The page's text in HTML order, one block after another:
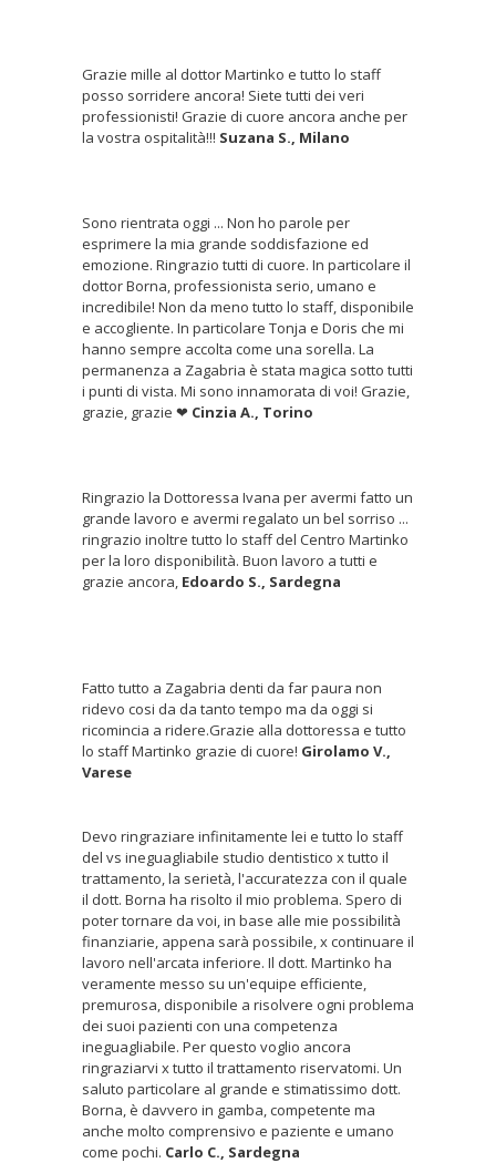
Grazie mille al dottor Martinko e tutto lo staff
posso sorridere ancora! Siete tutti dei veri
professionisti! Grazie di cuore ancora anche per
la vostra ospitalità!!! Suzana S., Milano
Sono rientrata oggi ... Non ho parole per
esprimere la mia grande soddisfazione ed
emozione. Ringrazio tutti di cuore. In particolare il
dottor Borna, professionista serio, umano e
incredibile! Non da meno tutto lo staff, disponibile
e accogliente. In particolare Tonja e Doris che mi
hanno sempre accolta come una sorella. La
permanenza a Zagabria è stata magica sotto tutti
i punti di vista. Mi sono innamorata di voi! Grazie,
grazie, grazie ❤ Cinzia A., Torino
Ringrazio la Dottoressa Ivana per avermi fatto un
grande lavoro e avermi regalato un bel sorriso ...
ringrazio inoltre tutto lo staff del Centro Martinko
per la loro disponibilità. Buon lavoro a tutti e
grazie ancora, Edoardo S., Sardegna
Fatto tutto a Zagabria denti da far paura non
ridevo cosi da da tanto tempo ma da oggi si
ricomincia a ridere.Grazie alla dottoressa e tutto
lo staff Martinko grazie di cuore! Girolamo V.,
Varese
Devo ringraziare infinitamente lei e tutto lo staff
del vs ineguagliabile studio dentistico x tutto il
trattamento, la serietà, l'accuratezza con il quale
il dott. Borna ha risolto il mio problema. Spero di
poter tornare da voi, in base alle mie possibilità
finanziarie, appena sarà possibile, x continuare il
lavoro nell'arcata inferiore. Il dott. Martinko ha
veramente messo su un'equipe efficiente,
premurosa, disponibile a risolvere ogni problema
dei suoi pazienti con una competenza
ineguagliabile. Per questo voglio ancora
ringraziarvi x tutto il trattamento riservatomi. Un
saluto particolare al grande e stimatissimo dott.
Borna, è davvero in gamba, competente ma
anche molto comprensivo e paziente e umano
come pochi. Carlo C., Sardegna